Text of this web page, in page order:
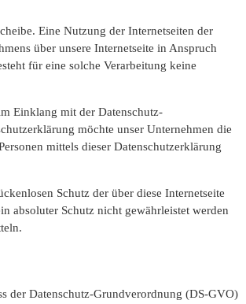
Eine Nutzung der Internetseiten der
über unsere Internetseite in Anspruch
für eine solche Verarbeitung keine
Einklang mit der Datenschutz-
möchte unser Unternehmen die
mittels dieser Datenschutzerklärung
Schutz der über diese Internetseite
absoluter Schutz nicht gewährleistet werden
der Datenschutz-Grundverordnung (DS-GVO)